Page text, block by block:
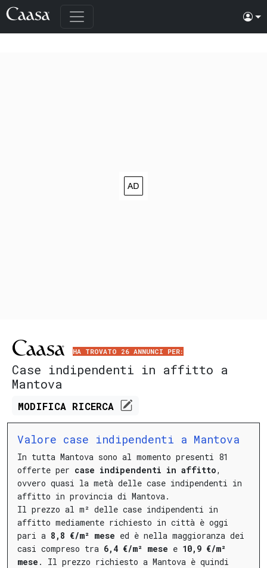
HA TROVATO 26 ANNUNCI PER:
Case indipendenti in affitto a
Mantova
MODIFICA RICERCA
Valore case indipendenti a Mantova
In tutta Mantova sono al momento presenti 81
offerte per case indipendenti in affitto,
ovvero quasi la metà delle case indipendenti in
affitto in provincia di Mantova.
Il prezzo al m² delle case indipendenti in
affitto mediamente richiesto in città è oggi
pari a 8,8 €/m² mese ed è nella maggioranza dei
casi compreso tra 6,4 €/m² mese e 10,9 €/m²
mese . Il prezzo richiesto a Mantova è quindi